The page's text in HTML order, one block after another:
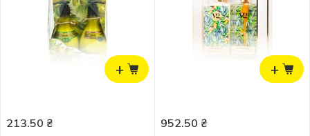
+
213.50 ₴
+
952.50 ₴